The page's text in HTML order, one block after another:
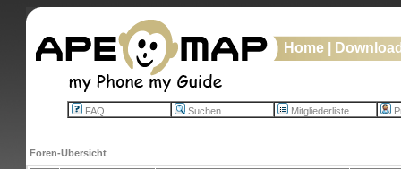
Home
FAQ Suchen Mitgliederliste
Foren-Übersicht